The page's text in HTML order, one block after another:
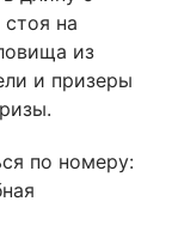
на
из
и призеры
по номеру: